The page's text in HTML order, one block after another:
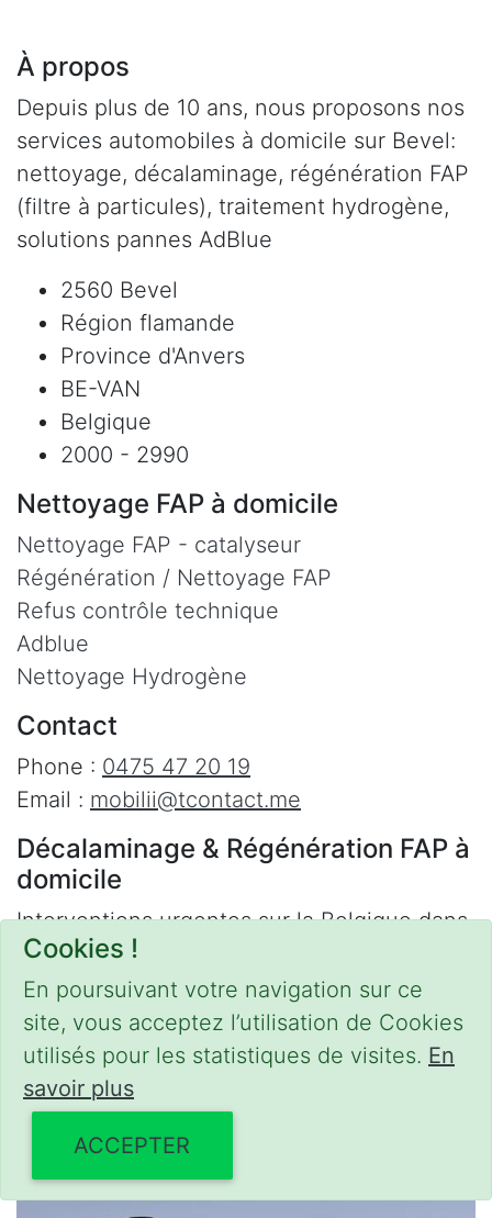
Cookies !
En poursuivant votre navigation sur ce
site, vous acceptez l’utilisation de Cookies
utilisés pour les statistiques de visites. En
savoir plus
ACCEPTER
À propos
Depuis plus de 10 ans, nous proposons nos
services automobiles à domicile sur Bevel:
nettoyage, décalaminage, régénération FAP
(filtre à particules), traitement hydrogène,
solutions pannes AdBlue
2560 Bevel
Région flamande
Province d'Anvers
BE-VAN
Belgique
2000 - 2990
Nettoyage FAP à domicile
Nettoyage FAP - catalyseur
Régénération / Nettoyage FAP
Refus contrôle technique
Adblue
Nettoyage Hydrogène
Contact
Phone : 0475 47 20 19
Email : mobilii@tcontact.me
Décalaminage & Régénération FAP à
domicile
Interventions urgentes sur la Belgique dans
les régions suivantes :
Bruxelles,Brabant Wallon ,Brabant Flamand
Hainaut,Liège,Mons ,Namur,Anvers,
Limbourg,Flandre Occidentale, Flandre
Orientale,Province du Luxembourg